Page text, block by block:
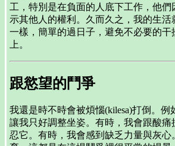
工，特別是在負面的人底下工作，他
示其他人的權利。久而久之，我的生活
一樣，簡單的過日子，避免不必要的干
上。
跟慾望的鬥爭
我還是時不時會被煩惱(kilesa)打倒。例
讓我只好調整坐姿。有時，我會跟酸痛
忍它。有時，我會感到缺乏力量與灰心